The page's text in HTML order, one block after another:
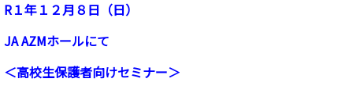
R１年１２月８日（日）
JA AZMホールにて
＜高校生保護者向けセミナー＞